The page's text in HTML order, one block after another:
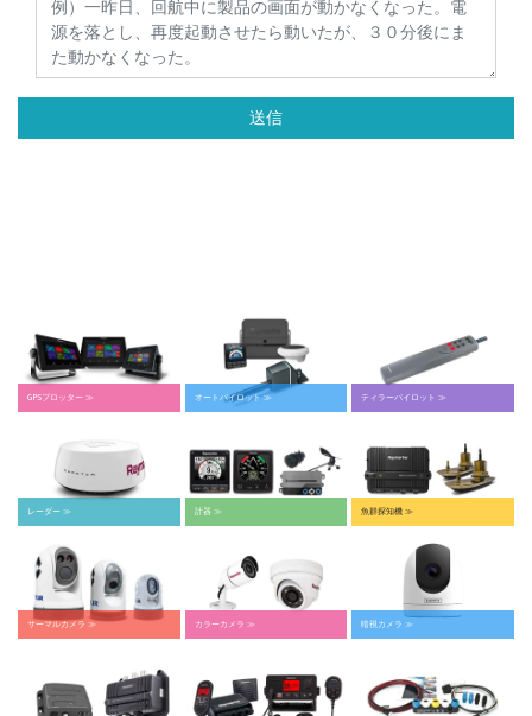
送信
GPSプロッター ≫ オートパイロット ≫ ティラーパイロット ≫
レーダー ≫ 計器 ≫ 魚群探知機 ≫
サーマルカメラ ≫ カラーカメラ ≫ 暗視カメラ ≫